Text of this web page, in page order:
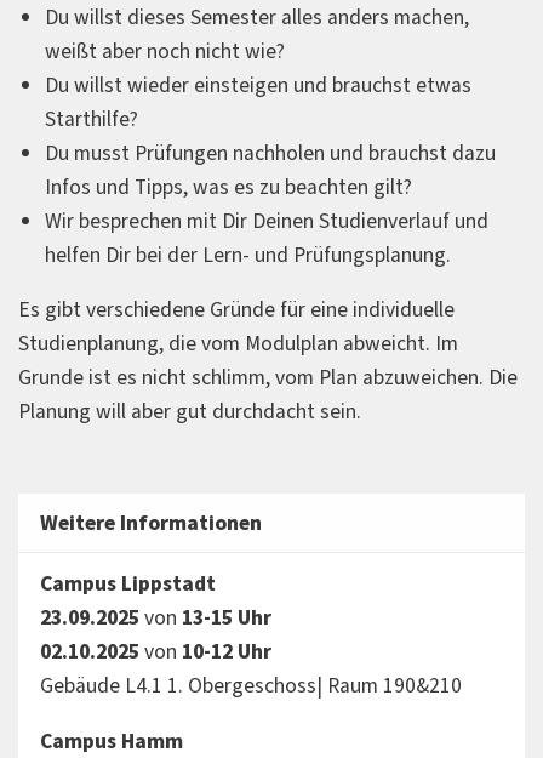
Du willst dieses Semester alles anders machen,
weißt aber noch nicht wie?
Du willst wieder einsteigen und brauchst etwas
Starthilfe?
Du musst Prüfungen nachholen und brauchst dazu
Infos und Tipps, was es zu beachten gilt?
Wir besprechen mit Dir Deinen Studienverlauf und
helfen Dir bei der Lern- und Prüfungsplanung.
Es gibt verschiedene Gründe für eine individuelle
Studienplanung, die vom Modulplan abweicht. Im
Grunde ist es nicht schlimm, vom Plan abzuweichen. Die
Planung will aber gut durchdacht sein.
Weitere Informationen
Campus Lippstadt
23.09.2025 von 13-15 Uhr
02.10.2025 von 10-12 Uhr
Gebäude L4.1 1. Obergeschoss| Raum 190&210
Campus Hamm